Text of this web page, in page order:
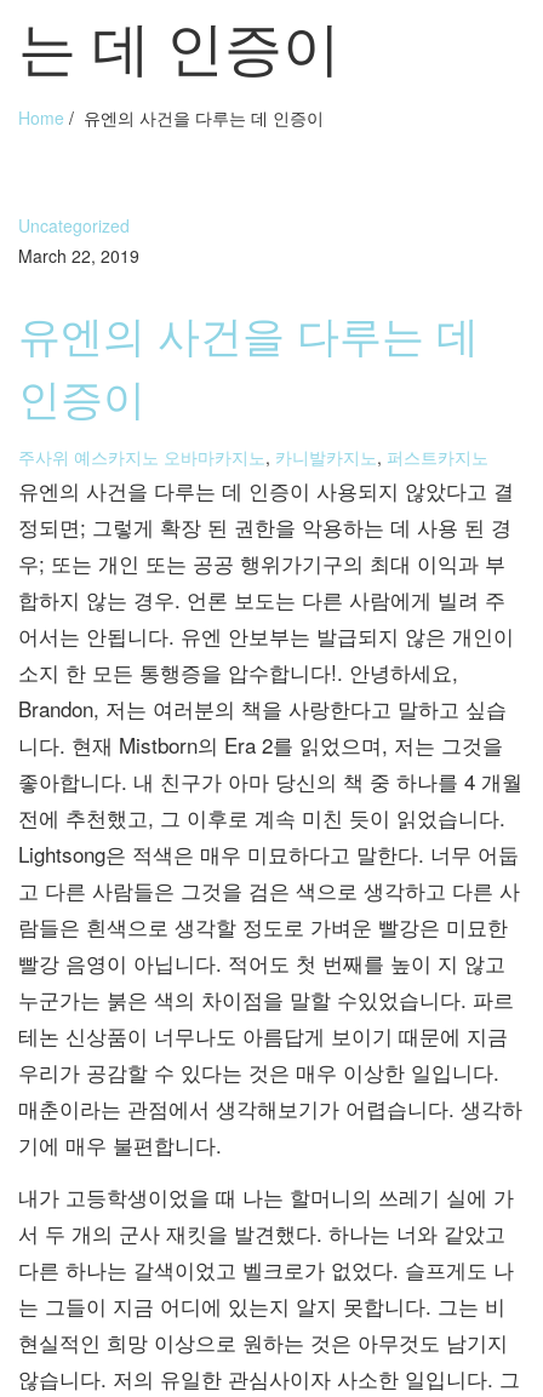
는 데 인증이
Home / 유엔의 사건을 다루는 데 인증이
Uncategorized
March 22, 2019
유엔의 사건을 다루는 데
인증이
주사위 예스카지노 오바마카지노, 카니발카지노, 퍼스트카지노
유엔의 사건을 다루는 데 인증이 사용되지 않았다고 결
정되면; 그렇게 확장 된 권한을 악용하는 데 사용 된 경
우; 또는 개인 또는 공공 행위가기구의 최대 이익과 부
합하지 않는 경우. 언론 보도는 다른 사람에게 빌려 주
어서는 안됩니다. 유엔 안보부는 발급되지 않은 개인이
소지 한 모든 통행증을 압수합니다!. 안녕하세요,
Brandon, 저는 여러분의 책을 사랑한다고 말하고 싶습
니다. 현재 Mistborn의 Era 2를 읽었으며, 저는 그것을
좋아합니다. 내 친구가 아마 당신의 책 중 하나를 4 개월
전에 추천했고, 그 이후로 계속 미친 듯이 읽었습니다.
Lightsong은 적색은 매우 미묘하다고 말한다. 너무 어둡
고 다른 사람들은 그것을 검은 색으로 생각하고 다른 사
람들은 흰색으로 생각할 정도로 가벼운 빨강은 미묘한
빨강 음영이 아닙니다. 적어도 첫 번째를 높이 지 않고
누군가는 붉은 색의 차이점을 말할 수있었습니다. 파르
테논 신상품이 너무나도 아름답게 보이기 때문에 지금
우리가 공감할 수 있다는 것은 매우 이상한 일입니다.
매춘이라는 관점에서 생각해보기가 어렵습니다. 생각하
기에 매우 불편합니다.
내가 고등학생이었을 때 나는 할머니의 쓰레기 실에 가
서 두 개의 군사 재킷을 발견했다. 하나는 너와 같았고
다른 하나는 갈색이었고 벨크로가 없었다. 슬프게도 나
는 그들이 지금 어디에 있는지 알지 못합니다. 그는 비
현실적인 희망 이상으로 원하는 것은 아무것도 남기지
않습니다. 저의 유일한 관심사이자 사소한 일입니다. 그